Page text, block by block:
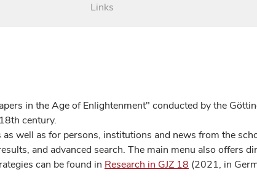
Links
in the Age of Enlightenment" conducted by the
century.
well as for persons, institutions and news from the
and advanced search. The main menu also offers
can be found in Research in GJZ 18 (2021, in